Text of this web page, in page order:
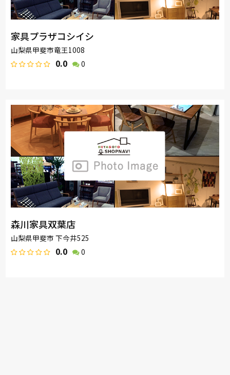
家具プラザコシイシ
山梨県甲斐市竜王1008
0.0 0
森川家具双葉店
山梨県甲斐市 下今井525
0.0 0